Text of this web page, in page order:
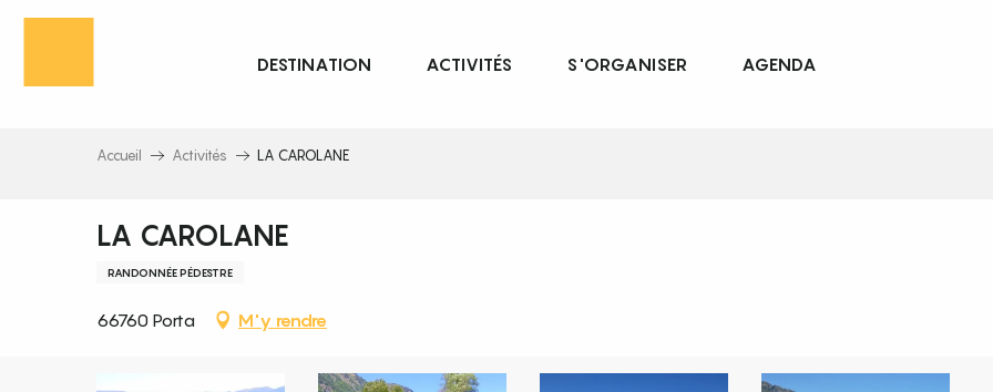
Aller
principal
DESTINATION ACTIVITÉS S'ORGANISER AGENDA
Accueil Activités LA CAROLANE
LA CAROLANE
RANDONNÉE PÉDESTRE
66760 Porta M'y rendre